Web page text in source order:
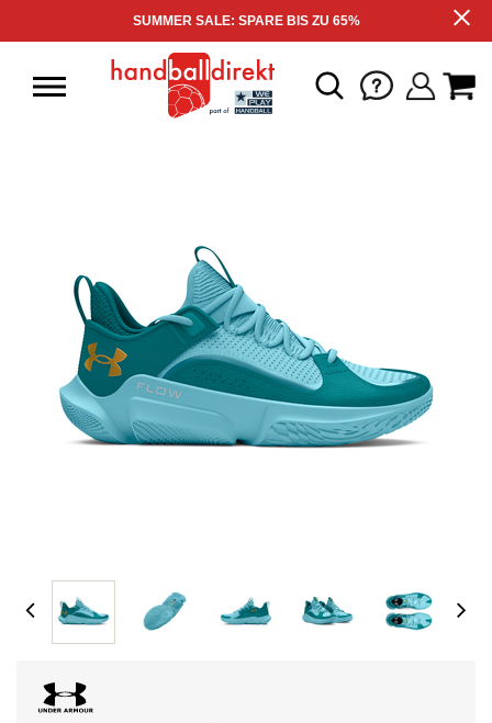
SUMMER SALE: SPARE BIS ZU 65%